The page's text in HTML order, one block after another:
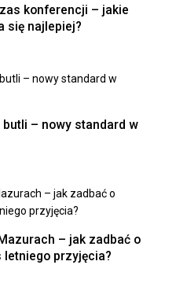
konferencji – jakie
się najlepiej?
– nowy standard w
– jak zadbać o
przyjęcia?